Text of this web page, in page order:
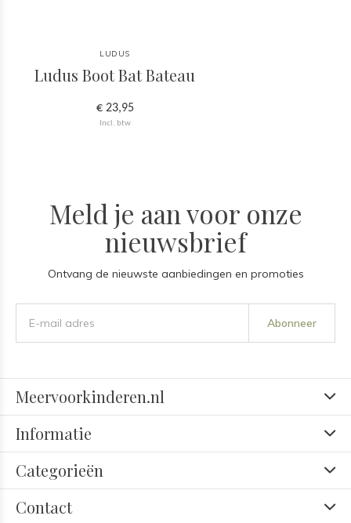
LUDUS
Ludus Boot Bat Bateau
€ 23,95
Incl. btw
Meld je aan voor onze
nieuwsbrief
Ontvang de nieuwste aanbiedingen en promoties
Abonneer
Meervoorkinderen.nl
Informatie
Categorieën
Contact